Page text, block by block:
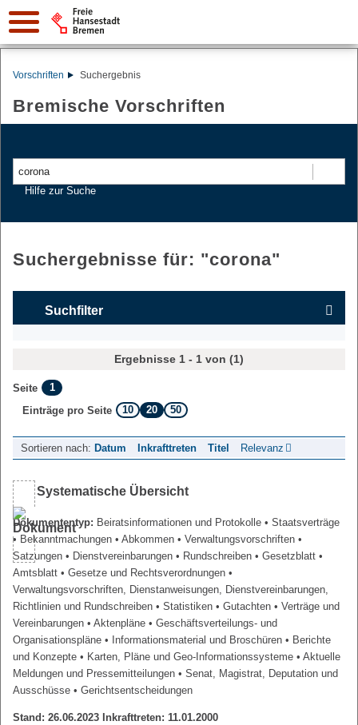
Vorschriften Suchergebnis
Bremische Vorschriften
Hilfe zur Suche
Suchergebnisse für: "corona"
Suchfilter
Ergebnisse 1 - 1 von (1)
Seite
1
Einträge pro Seite
10 20 50
Sortieren nach: Datum Inkrafttreten Titel Relevanz
Systematische Übersicht
Dokumententyp: Beiratsinformationen und Protokolle • Staatsverträge
• Bekanntmachungen • Abkommen • Verwaltungsvorschriften •
Satzungen • Dienstvereinbarungen • Rundschreiben • Gesetzblatt •
Amtsblatt • Gesetze und Rechtsverordnungen •
Verwaltungsvorschriften, Dienstanweisungen, Dienstvereinbarungen,
Richtlinien und Rundschreiben • Statistiken • Gutachten • Verträge und
Vereinbarungen • Aktenpläne • Geschäftsverteilungs- und
Organisationspläne • Informationsmaterial und Broschüren • Berichte
und Konzepte • Karten, Pläne und Geo-Informationssysteme • Aktuelle
Meldungen und Pressemitteilungen • Senat, Magistrat, Deputation und
Ausschüsse • Gerichtsentscheidungen
Stand: 26.06.2023 Inkrafttreten: 11.01.2000